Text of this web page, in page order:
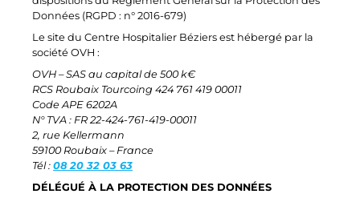
Données (RGPD : n° 2016-679)
Le site du Centre Hospitalier Béziers est hébergé par la
société OVH :
OVH – SAS au capital de 500 k€
RCS Roubaix Tourcoing 424 761 419 00011
Code APE 6202A
N° TVA : FR 22-424-761-419-00011
2, rue Kellermann
59100 Roubaix – France
Tél : 08 20 32 03 63
DÉLÉGUÉ À LA PROTECTION DES DONNÉES